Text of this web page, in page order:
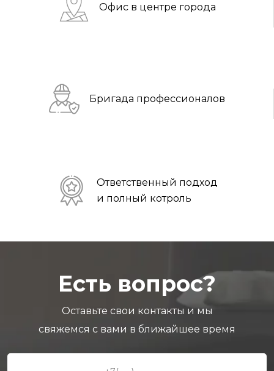
Офис в центре города
Бригада профессионалов
Ответственный подход
и полный котроль
Есть вопрос?
Оставьте свои контакты и мы
свяжемся с вами в ближайшее время